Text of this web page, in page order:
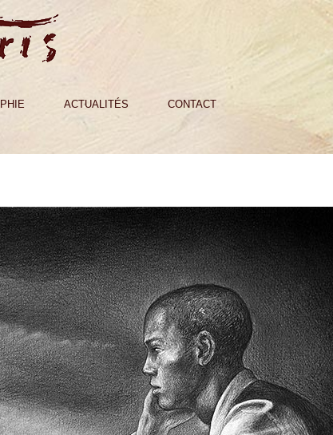
ACTUALITÉS CONTACT